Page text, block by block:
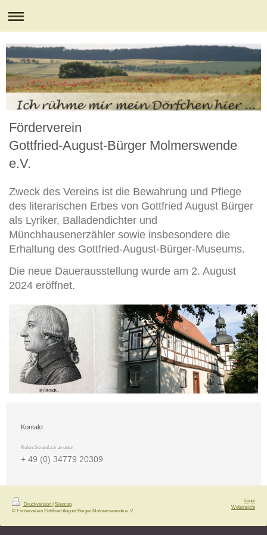
Förderverein
Gottfried-August-Bürger Molmerswende
e.V.
Zweck des Vereins ist die Bewahrung und Pflege
des literarischen Erbes von Gottfried August Bürger
als Lyriker, Balladendichter und
Münchhausenerzähler sowie insbesondere die
Erhaltung des Gottfried-August-Bürger-Museums.
Die neue Dauerausstellung wurde am 2. August
2024 eröffnet.
Kontakt
Rufen Sie einfach an unter
+ 49 (0) 34779 20309
Druckversion | Sitemap
© Förderverein Gottfried August Bürger Molmerswende e. V.
Login
Webansicht